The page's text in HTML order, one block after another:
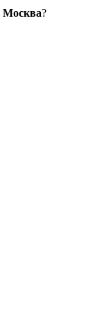
Москва?